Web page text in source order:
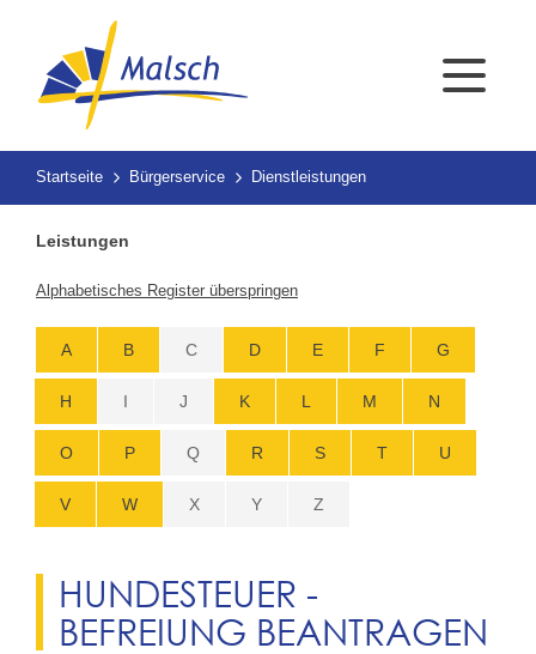
Startseite Bürgerservice Dienstleistungen
Leistungen
Alphabetisches Register überspringen
A B C D E F G
H I J K L M N
O P Q R S T U
V W X Y Z
HUNDESTEUER -
BEFREIUNG BEANTRAGEN